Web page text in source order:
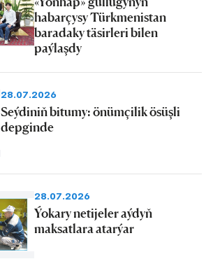
habarçysy Türkmenistan
baradaky täsirleri bilen
paýlaşdy
28.07.2026
Seýdiniň bitumy: önümçilik ösüşli
depginde
28.07.2026
Ýokary netijeler aýdyň
maksatlara atarýar